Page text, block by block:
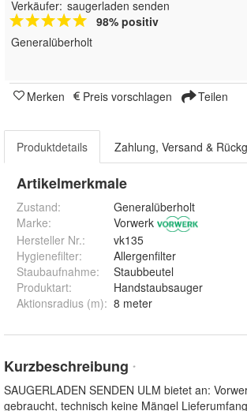
Verkäufer: saugerladen senden
98% positiv
Generalüberholt
Merken Preis vorschlagen Teilen
Produktdetails Zahlung, Versand &
Artikelmerkmale
Zustand:
Generalüberholt
Marke:
Vorwerk
Hersteller Nr.:
vk135
Hygienefilter:
Allergenfilter
Staubaufnahme:
Staubbeutel
Produktart:
Handstaubsauger
Aktionsradius (m): 8 meter
Kurzbeschreibung *
SAUGERLADEN SENDEN ULM bietet an:
gebraucht, technisch keine Mängel